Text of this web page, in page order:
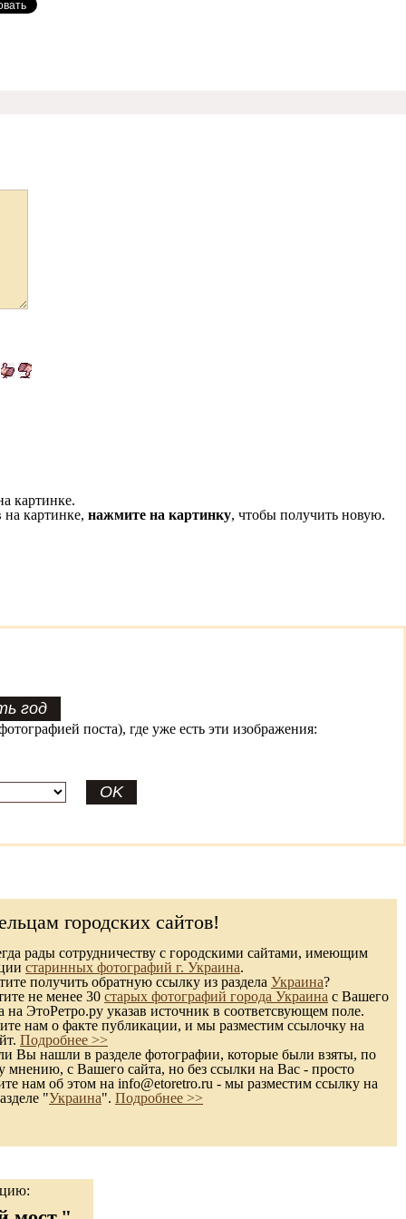
картинке.
картинке, нажмите на картинку, чтобы получить новую.
поста), где уже есть эти изображения:
городских сайтов!
рады сотрудничеству с городскими сайтами, имеющим
старинных фотографий г. Украина.
получить обратную ссылку из раздела Украина?
не менее 30 старых фотографий города Украина с Вашего
на ЭтоРетро.ру указав источник в соответсвующем поле.
нам о факте публикации, и мы разместим ссылочку на
Подробнее >>
Вы нашли в разделе фотографии, которые были взяты, по
мнению, с Вашего сайта, но без ссылки на Вас - просто
нам об этом на info@etoretro.ru - мы разместим ссылку на
"Украина". Подробнее >>